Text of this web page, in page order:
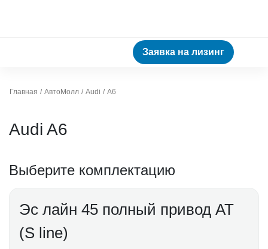
Заявка на лизинг
Главная АвтоМолл Audi A6
Audi A6
Выберите комплектацию
Эс лайн 45 полный привод АТ
(S line)